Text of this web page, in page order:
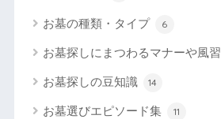
お墓の種類・タイプ 6
お墓探しにまつわるマナーや風習
お墓探しの豆知識 14
お墓選びエピソード集 11